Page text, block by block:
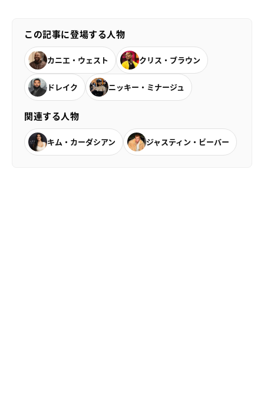
この記事に登場する人物
カニエ・ウェスト クリス・ブラウン
ドレイク ニッキー・ミナージュ
関連する人物
キム・カーダシアン ジャスティン・ビーバー